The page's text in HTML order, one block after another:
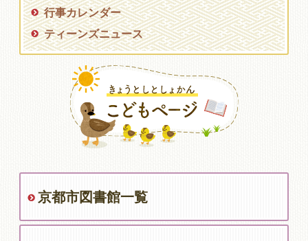
行事カレンダー
ティーンズニュース
京都市図書館一覧